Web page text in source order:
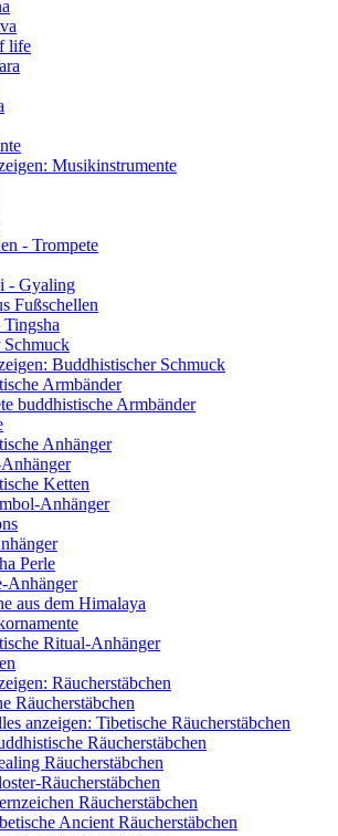
life
Musikinstrumente
- Trompete
- Gyaling
Fußschellen
Schmuck
Buddhistischer Schmuck
Armbänder
buddhistische Armbänder
Anhänger
Ketten
Anhänger
Perle
Anhänger
aus dem Himalaya
Ritual-Anhänger
Räucherstäbchen
Räucherstäbchen
anzeigen: Tibetische Räucherstäbchen
Räucherstäbchen
Räucherstäbchen
Räucherstäbchen
Räucherstäbchen
Ancient Räucherstäbchen